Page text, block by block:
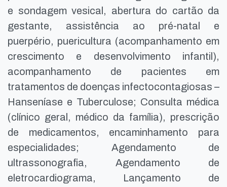
e sondagem vesical, abertura do cartão da
gestante, assistência ao pré-natal e
puerpério, puericultura (acompanhamento em
crescimento e desenvolvimento infantil),
acompanhamento de pacientes em
tratamentos de doenças infectocontagiosas –
Hanseníase e Tuberculose; Consulta médica
(clínico geral, médico da família), prescrição
de medicamentos, encaminhamento para
especialidades; Agendamento de
ultrassonografia, Agendamento de
eletrocardiograma, Lançamento de